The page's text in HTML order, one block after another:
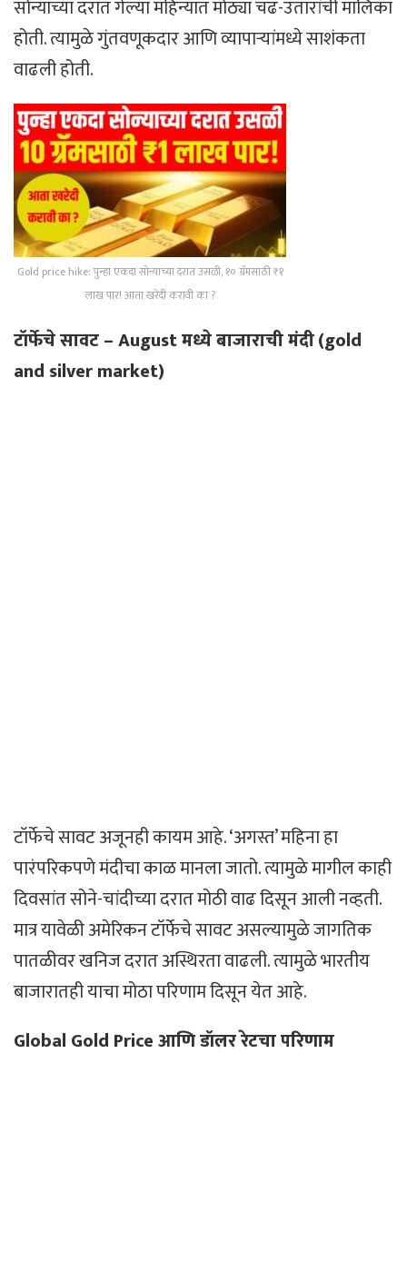
सोन्याच्या दरात गेल्या महिन्यात मोठ्या चढ-उतारांची मालिका
होती. त्यामुळे गुंतवणूकदार आणि व्यापार्‍यांमध्ये साशंकता
वाढली होती.
Gold price hike: पुन्हा एकदा सोन्याच्या दरात उसळी, १० ग्रॅमसाठी ₹१
लाख पार! आता खरेदी करावी का ?
टॉर्फेचे सावट – August मध्ये बाजाराची मंदी(gold
and silver market)
टॉर्फेचे सावट अजूनही कायम आहे. ‘अगस्त’ महिना हा
पारंपरिकपणे मंदीचा काळ मानला जातो. त्यामुळे मागील काही
दिवसांत सोने-चांदीच्या दरात मोठी वाढ दिसून आली नव्हती.
मात्र यावेळी अमेरिकन टॉर्फेचे सावट असल्यामुळे जागतिक
पातळीवर खनिज दरात अस्थिरता वाढली. त्यामुळे भारतीय
बाजारातही याचा मोठा परिणाम दिसून येत आहे.
Global Gold Price आणि डॉलर रेटचा परिणाम